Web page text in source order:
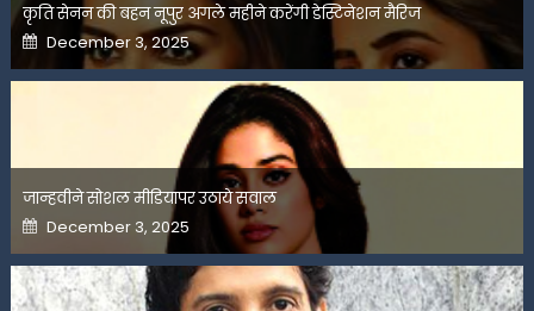
कृति सेनन की बहन नूपुर अगले महीने करेंगी डेस्टिनेशन मैरिज
Posted
on
December 3, 2025
जान्हवीने सोशल मीडियापर उठाये सवाल
Posted
on
December 3, 2025